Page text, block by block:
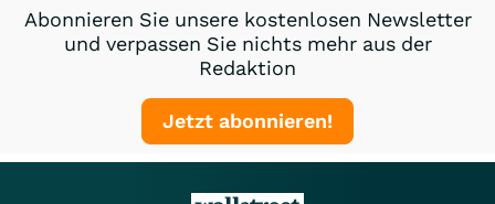
Abonnieren Sie unsere kostenlosen Newsletter
und verpassen Sie nichts mehr aus der
Redaktion
Jetzt abonnieren!